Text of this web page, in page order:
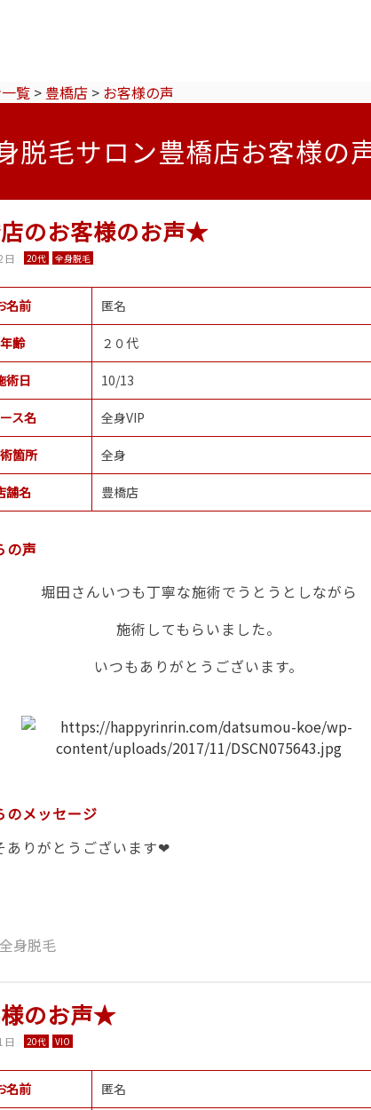
覧 > 豊橋店 > お客様の声
脱毛サロン豊橋店お客様の
のお客様のお声★
20代 全身脱毛
名前 匿名
年齢 ２０代
術日 10/13
ス名 全身VIP
箇所 全身
舗名 豊橋店
の声
堀田さんいつも丁寧な施術でうとうとしながら
施術してもらいました。
いつもありがとうございます。
のメッセージ
ありがとうございます❤
全身脱毛
のお声★
20代 VIO
名前 匿名